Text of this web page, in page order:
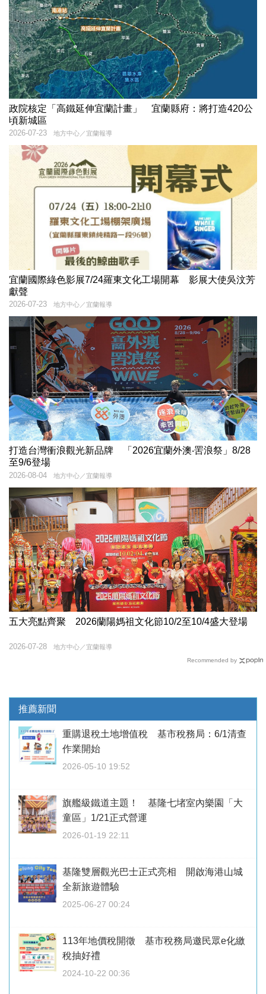
政院核定「高鐵延伸宜蘭計畫」 宜蘭縣府：將打造420公
頃新城區
地方中心／宜蘭報導
2026-07-23
宜蘭國際綠色影展7/24羅東文化工場開幕 影展大使吳汶芳
獻聲
地方中心／宜蘭報導
2026-07-23
打造台灣衝浪觀光新品牌 「2026宜蘭外澳‧罟浪祭」8/28
至9/6登場
地方中心／宜蘭報導
2026-08-04
五大亮點齊聚 2026蘭陽媽祖文化節10/2至10/4盛大登場
地方中心／宜蘭報導
2026-07-28
Recommended by
推薦新聞
重購退稅土地增值稅 基市稅務局：6/1清查
作業開始
2026-05-10 19:52
旗艦級鐵道主題！ 基隆七堵室內樂園「大
童區」1/21正式營運
2026-01-19 22:11
基隆雙層觀光巴士正式亮相 開啟海港山城
全新旅遊體驗
2025-06-27 00:24
113年地價稅開徵 基市稅務局邀民眾e化繳
稅抽好禮
2024-10-22 00:36